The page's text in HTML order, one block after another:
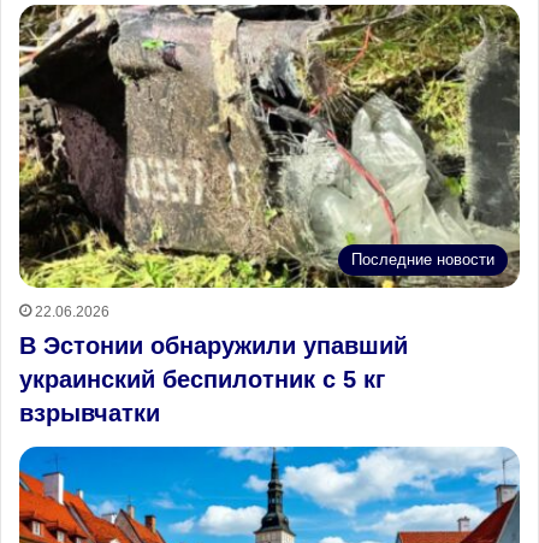
Последние новости
22.06.2026
В Эстонии обнаружили упавший
украинский беспилотник с 5 кг
взрывчатки